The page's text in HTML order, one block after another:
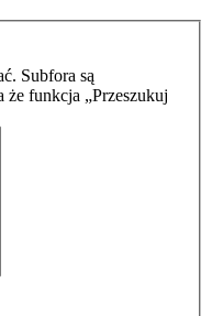
Subfora są
że funkcja „Przeszukuj